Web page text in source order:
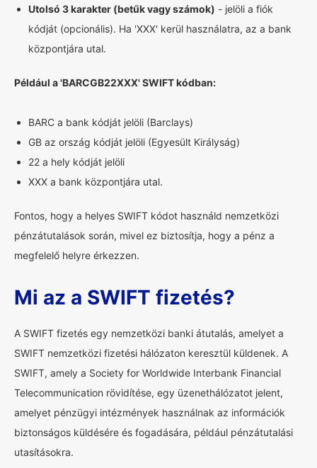
Utolsó 3 karakter (betűk vagy számok) - jelöli a fiók
kódját (opcionális). Ha 'XXX' kerül használatra, az a bank
központjára utal.
Például a 'BARCGB22XXX' SWIFT kódban:
BARC a bank kódját jelöli (Barclays)
GB az ország kódját jelöli (Egyesült Királyság)
22 a hely kódját jelöli
XXX a bank központjára utal.
Fontos, hogy a helyes SWIFT kódot használd nemzetközi
pénzátutalások során, mivel ez biztosítja, hogy a pénz a
megfelelő helyre érkezzen.
Mi az a SWIFT fizetés?
A SWIFT fizetés egy nemzetközi banki átutalás, amelyet a
SWIFT nemzetközi fizetési hálózaton keresztül küldenek. A
SWIFT, amely a Society for Worldwide Interbank Financial
Telecommunication rövidítése, egy üzenethálózatot jelent,
amelyet pénzügyi intézmények használnak az információk
biztonságos küldésére és fogadására, például pénzátutalási
utasításokra.